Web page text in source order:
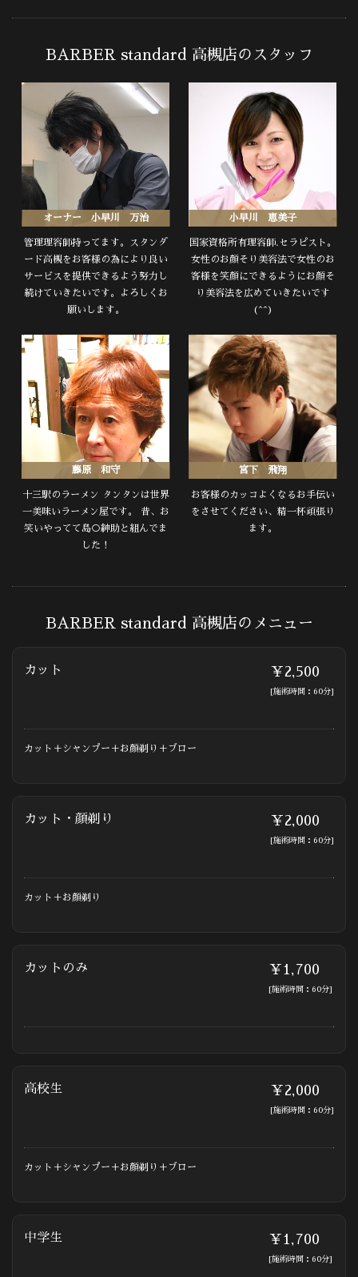
BARBER standard 高槻店のスタッフ
オーナー 小早川 万治
管理理容師持ってます。スタンダ
ード高槻をお客様の為により良い
サービスを提供できるよう努力し
続けていきたいです。よろしくお
願いします。
小早川 恵美子
国家資格所有理容師.セラピスト。
女性のお顔そり美容法で女性のお
客様を笑顔にできるようにお顔そ
り美容法を広めていきたいです
(^^)
藤原 和守
十三駅のラーメン タンタンは世界
一美味いラーメン屋です。 昔、お
笑いやってて島○紳助と組んでま
した！
宮下 飛翔
お客様のカッコよくなるお手伝い
をさせてください、精一杯頑張り
ます。
BARBER standard 高槻店のメニュー
カット ￥2,500
[施術時間：60分]
カット＋シャンプー＋お顔剃り＋ブロー
カット・顔剃り ￥2,000
[施術時間：60分]
カット＋お顔剃り
カットのみ ￥1,700
[施術時間：60分]
高校生 ￥2,000
[施術時間：60分]
カット＋シャンプー＋お顔剃り＋ブロー
中学生 ￥1,700
[施術時間：60分]